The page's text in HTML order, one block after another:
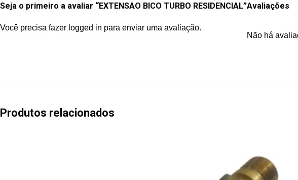
Avaliações
Não há
Seja o primeiro a avaliar “EXTENSAO BICO TURBO RESIDENCIAL”
Você precisa fazer logged in para enviar uma avaliação.
Produtos relacionados